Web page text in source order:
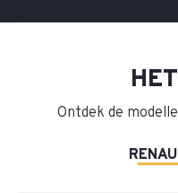
Ontdek de